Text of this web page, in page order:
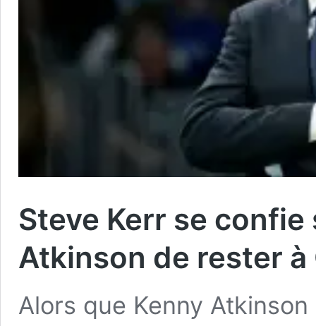
Steve Kerr se
Atkinson de rester à
Alors que Kenny